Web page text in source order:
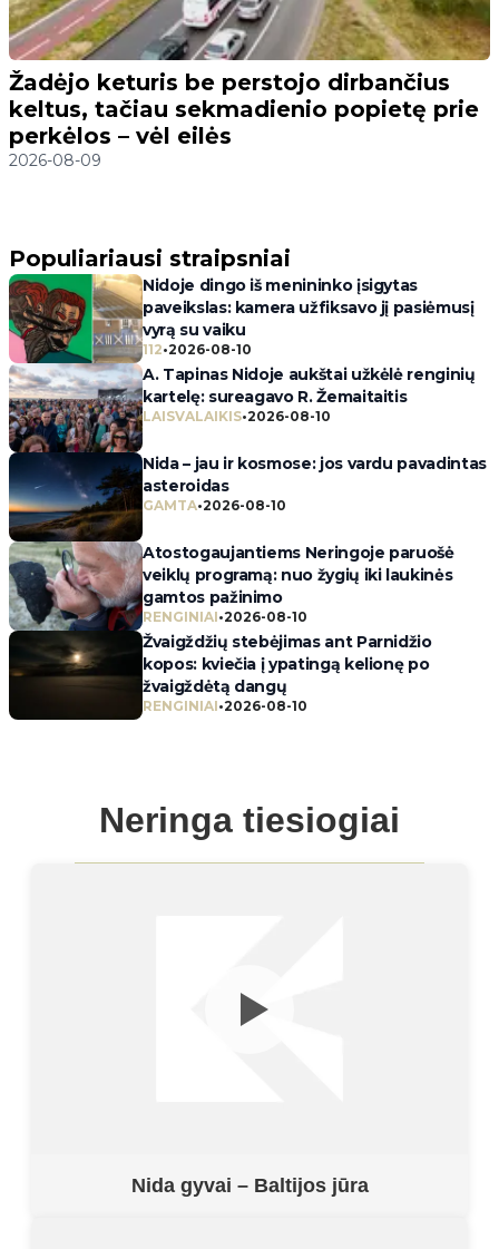
Žadėjo keturis be perstojo dirbančius
keltus, tačiau sekmadienio popietę prie
perkėlos – vėl eilės
2026-08-09
Populiariausi straipsniai
Nidoje dingo iš menininko įsigytas
paveikslas: kamera užfiksavo jį pasiėmusį
vyrą su vaiku
112•2026-08-10
A. Tapinas Nidoje aukštai užkėlė renginių
kartelę: sureagavo R. Žemaitaitis
LAISVALAIKIS•2026-08-10
Nida – jau ir kosmose: jos vardu pavadintas
asteroidas
GAMTA•2026-08-10
Atostogaujantiems Neringoje paruošė
veiklų programą: nuo žygių iki laukinės
gamtos pažinimo
RENGINIAI•2026-08-10
Žvaigždžių stebėjimas ant Parnidžio
kopos: kviečia į ypatingą kelionę po
žvaigždėtą dangų
RENGINIAI•2026-08-10
Neringa tiesiogiai
Nida gyvai – Baltijos jūra